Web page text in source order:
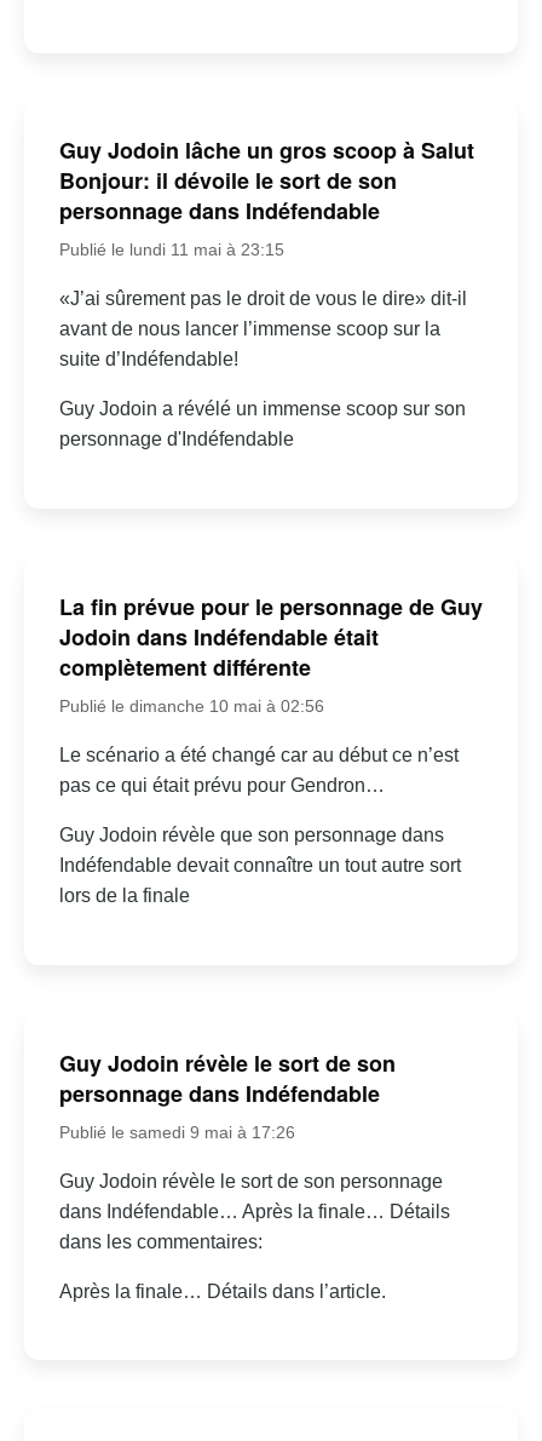
Guy Jodoin lâche un gros scoop à Salut
Bonjour: il dévoile le sort de son
personnage dans Indéfendable
Publié le lundi 11 mai à 23:15
«J’ai sûrement pas le droit de vous le dire» dit-il
avant de nous lancer l’immense scoop sur la
suite d’Indéfendable!
Guy Jodoin a révélé un immense scoop sur son
personnage d'Indéfendable
La fin prévue pour le personnage de Guy
Jodoin dans Indéfendable était
complètement différente
Publié le dimanche 10 mai à 02:56
Le scénario a été changé car au début ce n’est
pas ce qui était prévu pour Gendron…
Guy Jodoin révèle que son personnage dans
Indéfendable devait connaître un tout autre sort
lors de la finale
Guy Jodoin révèle le sort de son
personnage dans Indéfendable
Publié le samedi 9 mai à 17:26
Guy Jodoin révèle le sort de son personnage
dans Indéfendable… Après la finale… Détails
dans les commentaires:
Après la finale… Détails dans l’article.